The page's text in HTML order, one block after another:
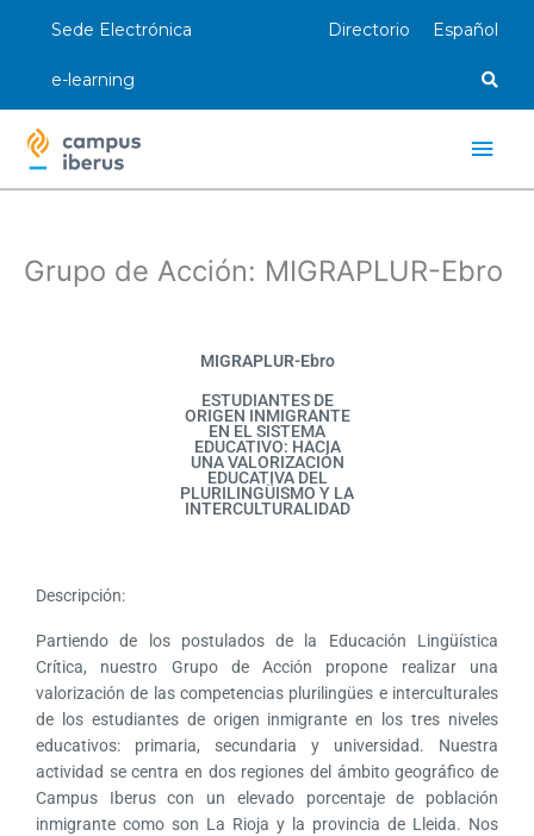
Sede Electrónica
e-learning
Directorio Español
Grupo de Acción: MIGRAPLUR-Ebro
MIGRAPLUR-Ebro
ESTUDIANTES DE
ORIGEN INMIGRANTE
EN EL SISTEMA
EDUCATIVO: HACIA
UNA VALORIZACIÓN
EDUCATIVA DEL
PLURILINGÜISMO Y LA
INTERCULTURALIDAD
Descripción:
Partiendo de los postulados de la Educación Lingüística
Crítica, nuestro Grupo de Acción propone realizar una
valorización de las competencias plurilingües e interculturales
de los estudiantes de origen inmigrante en los tres niveles
educativos: primaria, secundaria y universidad. Nuestra
actividad se centra en dos regiones del ámbito geográfico de
Campus Iberus con un elevado porcentaje de población
inmigrante como son La Rioja y la provincia de Lleida. Nos